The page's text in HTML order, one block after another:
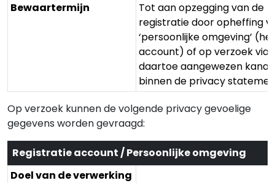
Bewaartermijn
Tot aan opzegging van de
registratie door opheffing
‘persoonlijke omgeving’ (het
account) of op verzoek via
daartoe aangewezen
binnen de privacy
Op verzoek kunnen de volgende privacy gevoelige
gegevens worden gevraagd:
Registratie account / Persoonlijke omgeving
Doel van de verwerking